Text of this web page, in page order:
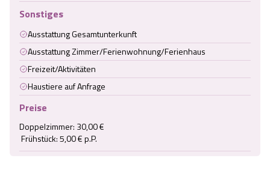
Sonstiges
Ausstattung Gesamtunterkunft
Ausstattung Zimmer/Ferienwohnung/Ferienhaus
Freizeit/Aktivitäten
Haustiere auf Anfrage
Preise
Doppelzimmer: 30,00 €
Frühstück: 5,00 € p.P.